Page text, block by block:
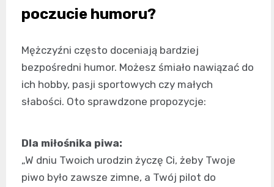
poczucie humoru?
Mężczyźni często doceniają bardziej
bezpośredni humor. Możesz śmiało nawiązać do
ich hobby, pasji sportowych czy małych
słabości. Oto sprawdzone propozycje:
Dla miłośnika piwa:
„W dniu Twoich urodzin życzę Ci, żeby Twoje
piwo było zawsze zimne, a Twój pilot do